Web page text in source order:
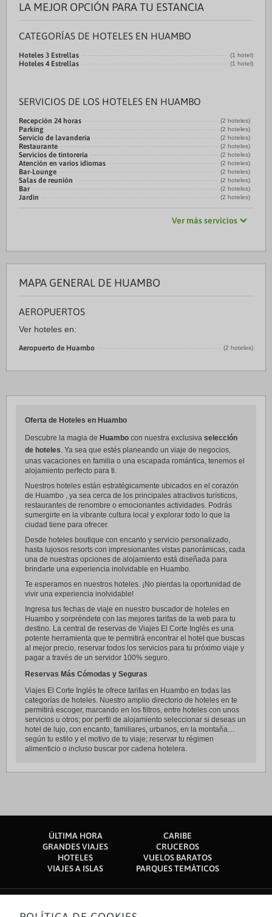
LA MEJOR OPCIÓN PARA TU ESTANCIA
CATEGORÍAS DE HOTELES EN HUAMBO
Hoteles 3 Estrellas (1 hotel)
Hoteles 4 Estrellas (1 hotel)
SERVICIOS DE LOS HOTELES EN HUAMBO
Recepción 24 horas (2 hoteles)
Parking (2 hoteles)
Servicio de lavandería (2 hoteles)
Restaurante (2 hoteles)
Servicios de tintorería (2 hoteles)
Atención en varios idiomas (2 hoteles)
Bar-Lounge (2 hoteles)
Salas de reunión (2 hoteles)
Bar (2 hoteles)
Jardin (2 hoteles)
Ver más servicios
MAPA GENERAL DE HUAMBO
AEROPUERTOS
Ver hoteles en:
Aeropuerto de Huambo (2 hoteles)
Oferta de Hoteles en Huambo
Descubre la magia de Huambo con nuestra exclusiva selección
de hoteles. Ya sea que estés planeando un viaje de negocios,
unas vacaciones en familia o una escapada romántica, tenemos el
alojamiento perfecto para ti.
Nuestros hoteles están estratégicamente ubicados en el corazón
de Huambo , ya sea cerca de los principales atractivos turísticos,
restaurantes de renombre o emocionantes actividades. Podrás
sumergirte en la vibrante cultura local y explorar todo lo que la
ciudad tiene para ofrecer.
Desde hoteles boutique con encanto y servicio personalizado,
hasta lujosos resorts con impresionantes vistas panorámicas, cada
una de nuestras opciones de alojamiento está diseñada para
brindarte una experiencia inolvidable en Huambo.
Te esperamos en nuestros hoteles. ¡No pierdas la oportunidad de
vivir una experiencia inolvidable!
Ingresa tus fechas de viaje en nuestro buscador de hoteles en
Huambo y sorpréndete con las mejores tarifas de la web para tu
destino. La central de reservas de Viajes El Corte Inglés es una
potente herramienta que te permitirá encontrar el hotel que buscas
al mejor precio, reservar todos los servicios para tu próximo viaje y
pagar a través de un servidor 100% seguro.
Reservas Más Cómodas y Seguras
Viajes El Corte Inglés te ofrece tarifas en Huambo en todas las
categorías de hoteles. Nuestro amplio directorio de hoteles en te
permitirá escoger, marcando en los filtros, entre hoteles con unos
servicios u otros; por perfil de alojamiento seleccionar si deseas un
hotel de lujo, con encanto, familiares, urbanos, en la montaña…
según tu estilo y el motivo de tu viaje; reservar tu régimen
alimenticio o incluso buscar por cadena hotelera.
ÚLTIMA HORA
CARIBE
GRANDES VIAJES
CRUCEROS
HOTELES
VUELOS BARATOS
VIAJES A ISLAS
PARQUES TEMÁTICOS